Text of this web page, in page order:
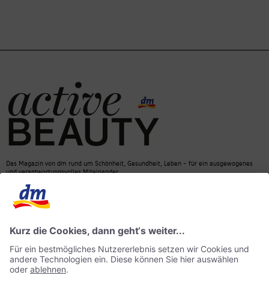
Das Magazin von dm rund um Schönheit, Gesundheit, Leben – für ein ausgewogenes
und verantwortungsvolles Miteinander.